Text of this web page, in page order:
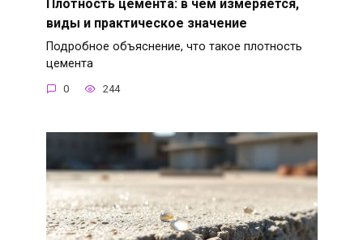
виды и практическое значение
Подробное объяснение, что такое плотность
цемента
0 244